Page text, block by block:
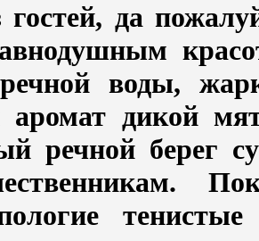
да
воды,
аромат дикой
речной берег